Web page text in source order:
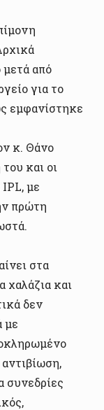
από
για το
εμφανίστηκε
κ. Θάνο
και οι
IPL, με
πρώτη
στα
χαλάζια και
δεν
με
συνεδρίες